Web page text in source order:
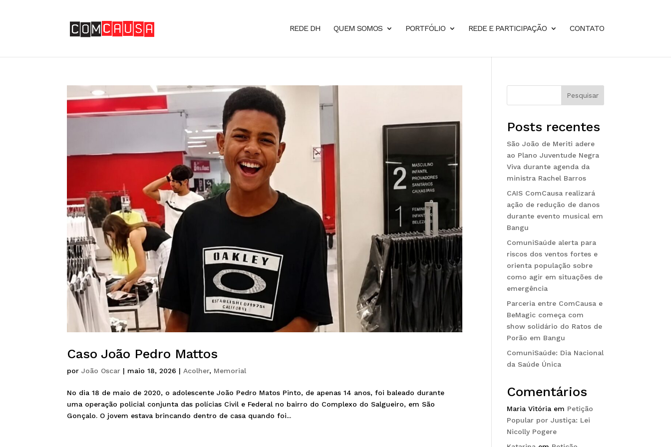
REDE DH QUEM SOMOS PORTFÓLIO REDE E PARTICIPAÇÃO CONTATO
Caso João Pedro Mattos
porJoão Oscar | maio 18, 2026 | Acolher, Memorial
No dia 18 de maio de 2020, o adolescente João Pedro Matos Pinto, de apenas 14 anos, foi baleado durante
uma operação policial conjunta das polícias Civil e Federal no bairro do Complexo do Salgueiro, em São
Gonçalo. O jovem estava brincando dentro de casa quando foi...
Pesquisar
Posts recentes
São João de Meriti adere
ao Plano Juventude Negra
Viva durante agenda da
ministra Rachel Barros
CAIS ComCausa realizará
ação de redução de danos
durante evento musical em
Bangu
ComuniSaúde alerta para
riscos dos ventos fortes e
orienta população sobre
como agir em situações de
emergência
Parceria entre ComCausa e
BeMagic começa com
show solidário do Ratos de
Porão em Bangu
ComuniSaúde: Dia Nacional
da Saúde Única
Comentários
Maria Vitória em Petição
Popular por Justiça: Lei
Nicolly Pogere